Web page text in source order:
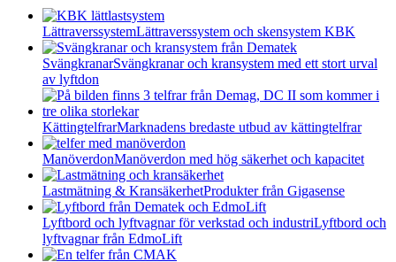
LättraverssystemLättraverssystem och skensystem KBK
SvängkranarSvängkranar och kransystem med ett stort urval
av lyftdon
KättingtelfrarMarknadens bredaste utbud av kättingtelfrar
ManöverdonManöverdon med hög säkerhet och kapacitet
Lastmätning & KransäkerhetProdukter från Gigasense
Lyftbord och lyftvagnar för verkstad och industriLyftbord och
lyftvagnar från EdmoLift